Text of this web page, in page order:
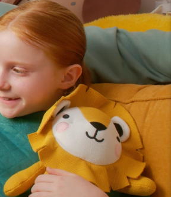
Mis pedidos
Mis direcciones
Mis suscripciones